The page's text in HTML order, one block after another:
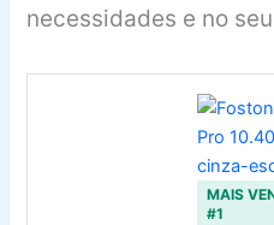
necessidades e no
MAIS
#1